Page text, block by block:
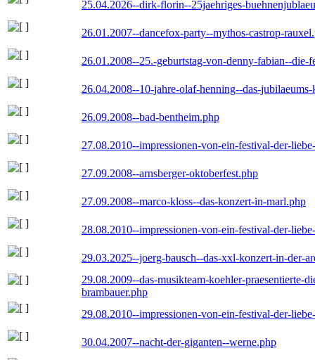
25.04.2026--dirk-florin--25jaehriges-
26.01.2007--dancefox-party--mythos-castrop-
26.01.2008--25.-geburtstag-von-denny-fabian--die-
26.04.2008--10-jahre-olaf-henning--das-
26.09.2008--bad-bentheim.php
27.08.2010--impressionen-von-ein-festival-der-
27.09.2008--arnsberger-oktoberfest.php
27.09.2008--marco-kloss--das-konzert-in-marl.php
28.08.2010--impressionen-von-ein-festival-der-
29.03.2025--joerg-bausch--das-xxl-konzert-in-der-
29.08.2009--das-musikteam-koehler-praesentierte-
brambauer.php
29.08.2010--impressionen-von-ein-festival-der-
30.04.2007--nacht-der-giganten--werne.php